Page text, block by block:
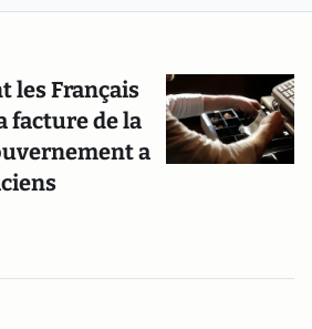
les Français
facture de la
a